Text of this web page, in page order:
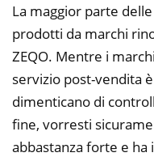
La maggior parte
prodotti da marchi
ZEQO. Mentre i
servizio post-vendita
dimenticano di
fine, vorresti
abbastanza forte e